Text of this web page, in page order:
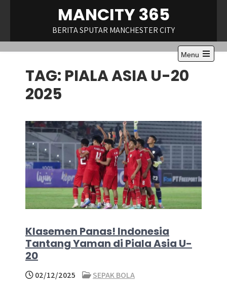
MANCITY 365
BERITA SPUTAR MANCHESTER CITY
Menu
Open
TAG: PIALA ASIA U-20
2025
Klasemen Panas! Indonesia
Tantang Yaman di Piala Asia U-
20
02/12/2025
SEPAK BOLA